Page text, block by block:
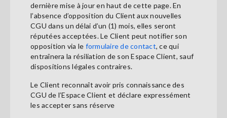
dernière mise à jour en haut de cette page. En
l’absence d’opposition du Client aux nouvelles
CGU dans un délai d’un (1) mois, elles seront
réputées acceptées. Le Client peut notifier son
opposition via le formulaire de contact, ce qui
entraînera la résiliation de son Espace Client, sauf
dispositions légales contraires.
Le Client reconnaît avoir pris connaissance des
CGU de l’Espace Client et déclare expressément
les accepter sans réserve